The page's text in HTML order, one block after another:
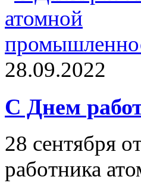
28.09.2022
С Днем
28 сентября
работника